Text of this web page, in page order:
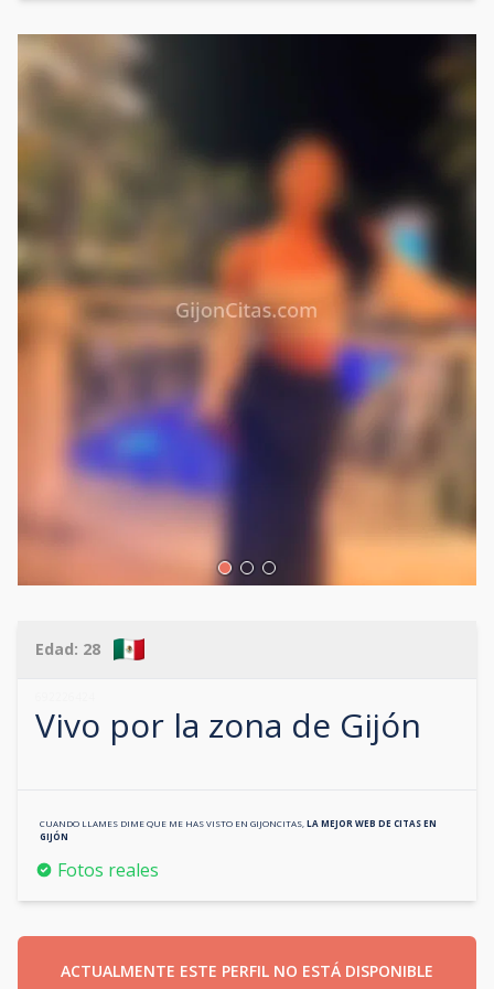
Edad: 28
Vivo por la zona de Gijón
CUANDO LLAMES DIME QUE ME HAS VISTO EN GIJONCITAS LA MEJOR WEB DE CITAS EN
GIJÓN
Fotos reales
ACTUALMENTE ESTE PERFIL NO ESTÁ DISPONIBLE